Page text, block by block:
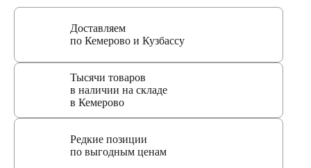
Доставляем
по Кемерово и Кузбассу
Тысячи товаров
в наличии на складе
в Кемерово
Редкие позиции
по выгодным ценам